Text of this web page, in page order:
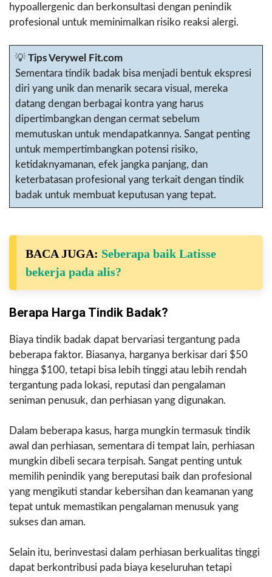
hypoallergenic dan berkonsultasi dengan penindik
profesional untuk meminimalkan risiko reaksi alergi.
💡 Tips Verywel Fit.com
Sementara tindik badak bisa menjadi bentuk ekspresi
diri yang unik dan menarik secara visual, mereka
datang dengan berbagai kontra yang harus
dipertimbangkan dengan cermat sebelum
memutuskan untuk mendapatkannya. Sangat penting
untuk mempertimbangkan potensi risiko,
ketidaknyamanan, efek jangka panjang, dan
keterbatasan profesional yang terkait dengan tindik
badak untuk membuat keputusan yang tepat.
BACA JUGA: Seberapa baik Latisse
bekerja pada alis?
Berapa Harga Tindik Badak?
Biaya tindik badak dapat bervariasi tergantung pada
beberapa faktor. Biasanya, harganya berkisar dari $50
hingga $100, tetapi bisa lebih tinggi atau lebih rendah
tergantung pada lokasi, reputasi dan pengalaman
seniman penusuk, dan perhiasan yang digunakan.
Dalam beberapa kasus, harga mungkin termasuk tindik
awal dan perhiasan, sementara di tempat lain, perhiasan
mungkin dibeli secara terpisah. Sangat penting untuk
memilih penindik yang bereputasi baik dan profesional
yang mengikuti standar kebersihan dan keamanan yang
tepat untuk memastikan pengalaman menusuk yang
sukses dan aman.
Selain itu, berinvestasi dalam perhiasan berkualitas tinggi
dapat berkontribusi pada biaya keseluruhan tetapi